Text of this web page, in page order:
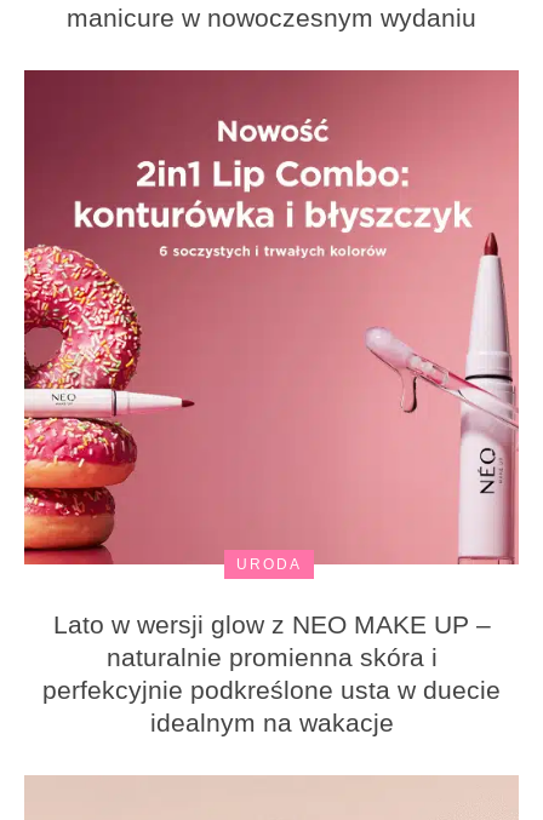
manicure w nowoczesnym wydaniu
URODA
Lato w wersji glow z NEO MAKE UP –
naturalnie promienna skóra i
perfekcyjnie podkreślone usta w duecie
idealnym na wakacje